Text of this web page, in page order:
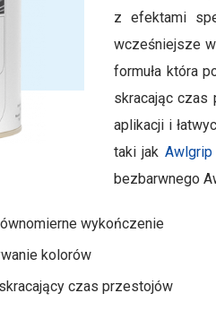
z efektami
wcześniejsze
formuła która
skracając czas
aplikacji i
taki jak Awlgrip
bezbarwnego
wykończenie
kolorów
czas przestojów